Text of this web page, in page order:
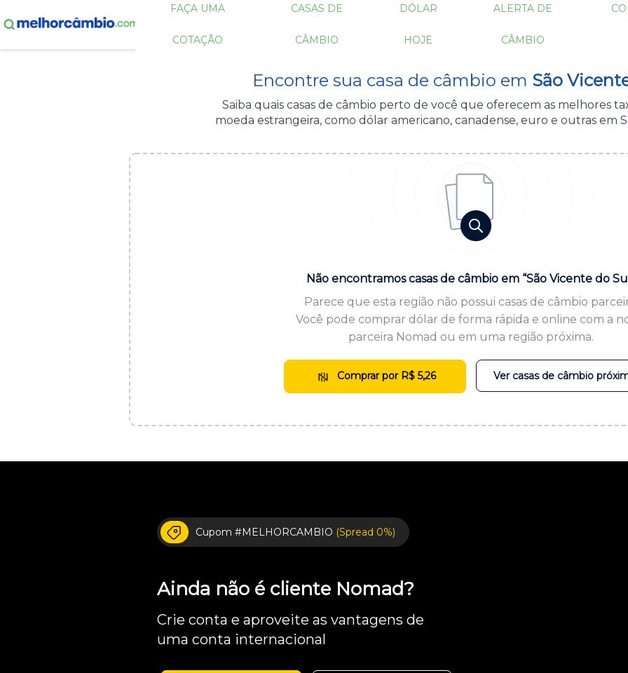
FAÇA UMA
COTAÇÃO
CASAS DE
CÂMBIO
DÓLAR
HOJE
ALERTA DE
CÂMBIO
Encontre sua casa de câmbio em São
Saiba quais casas de câmbio perto de você que oferecem as melhores
moeda estrangeira, como dólar americano, canadense, euro e outras em
Não encontramos casas de câmbio em “São Vicente do
Parece que esta região não possui casas de câmbio
Você pode comprar dólar de forma rápida e online com a
parceira Nomad ou em uma região próxima.
Comprar por R$ 5,26 Ver casas de câmbio
Cupom #MELHORCAMBIO (Spread 0%)
Ainda não é cliente Nomad?
Crie conta e aproveite as vantagens de
uma conta internacional